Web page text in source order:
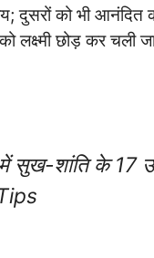
दुसरों को भी आनंदित
छोड़ कर चली
सुख-शांति के 17